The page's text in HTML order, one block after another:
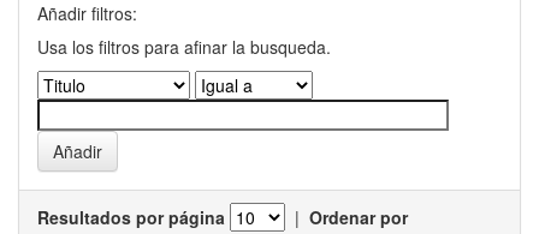
Añadir filtros:
Usa los filtros para afinar la busqueda.
Resultados por página | Ordenar por